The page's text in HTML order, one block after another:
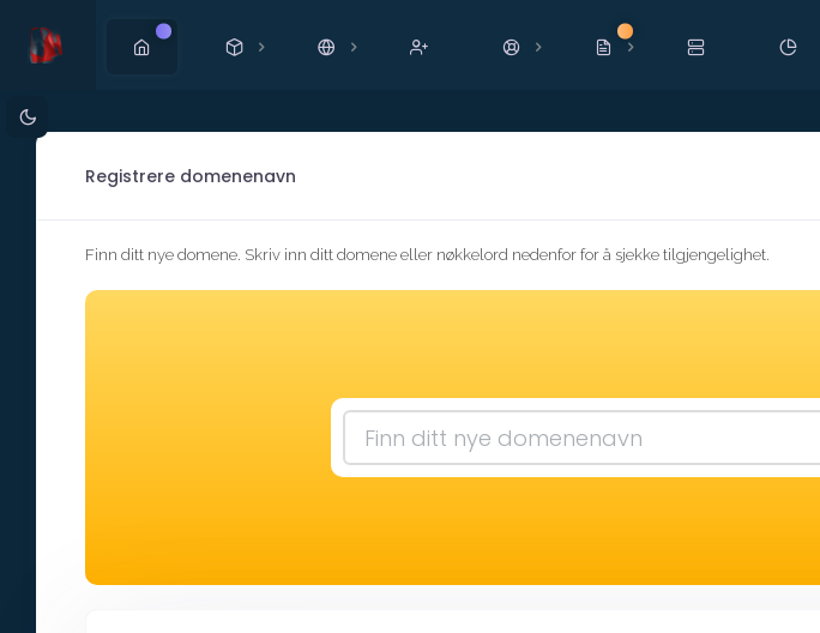
Ny Ny
Registrere domenenavn
Finn ditt nye domene. Skriv inn ditt domene eller nøkkelord nedenfor for å sjekke tilgjengelighet.